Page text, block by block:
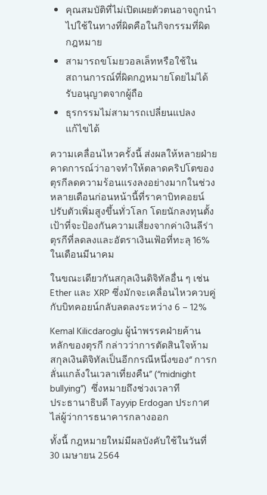
คุณสมบัติที่ไม่เปิดเผยตัวตนอาจถูกนำ
ไปใช้ในทางที่ผิดคือในกิจกรรมที่ผิด
กฎหมาย
สามารถขโมยวอลเล็ทหรือใช้ใน
สถานการณ์ที่ผิดกฎหมายโดยไม่ได้
รับอนุญาตจากผู้ถือ
ธุรกรรมไม่สามารถเปลี่ยนแปลง
แก้ไขได้
ความเคลื่อนไหวครั้งนี้ ส่งผลให้หลายฝ่าย
คาดการณ์ว่าอาจทำให้ตลาดคริปโตของ
ตุรกีลดความร้อนแรงลงอย่างมากในช่วง
หลายเดือนก่อนหน้านี้ที่ราคาบิทคอยน์
ปรับตัวเพิ่มสูงขึ้นทั่วโลก โดยนักลงทุนตั้ง
เป้าที่จะป้องกันความเสี่ยงจากค่าเงินลีร่า
ตุรกีที่ลดลงและอัตราเงินเฟ้อที่ทะลุ 16%
ในเดือนมีนาคม
ในขณะเดียวกันสกุลเงินดิจิทัลอื่น ๆ เช่น
Ether และ XRP ซึ่งมักจะเคลื่อนไหวควบคู่
กับบิทคอยน์กลับลดลงระหว่าง 6 – 12%
Kemal Kilicdaroglu ผู้นำพรรคฝ่ายค้าน
หลักของตุรกี กล่าวว่าการตัดสินใจห้าม
สกุลเงินดิจิทัลเป็นอีกกรณีหนึ่งของ“ การก
ลั่นแกล้งในเวลาเที่ยงคืน” (“midnight
bullying”) ซึ่งหมายถึงช่วงเวลาที
ประธานาธิบดี Tayyip Erdogan ประกาศ
ไล่ผู้ว่าการธนาคารกลางออก
ทั้งนี้ กฎหมายใหม่มีผลบังคับใช้ในวันที่
30 เมษายน 2564